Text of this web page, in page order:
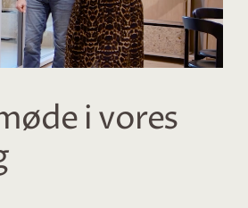
i vores